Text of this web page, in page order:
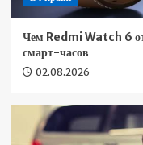
Чем Redmi Watch 6
смарт-часов
02.08.2026